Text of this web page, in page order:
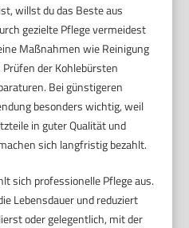
willst du das Beste aus
gezielte Pflege vermeidest
Maßnahmen wie Reinigung
der Kohlebürsten
Bei günstigeren
besonders wichtig, weil
in guter Qualität und
sich langfristig bezahlt.
sich professionelle Pflege aus.
Lebensdauer und reduziert
oder gelegentlich, mit der